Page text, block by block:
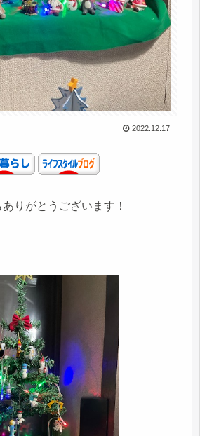
2022.12.17
りがとうございます！